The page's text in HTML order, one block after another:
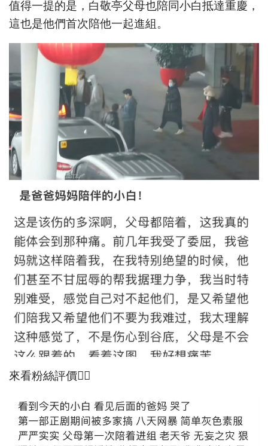
值得一提的是，白敬亭父母也陪同小白抵達重慶，
這也是他們首次陪他一起進組。
來看粉絲評價👇🏻